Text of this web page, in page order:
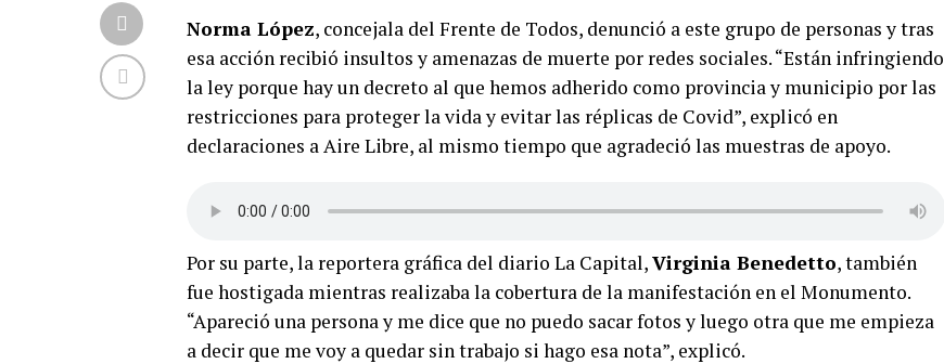
Norma López, concejala del Frente de Todos, denunció a este grupo de personas y tras
esa acción recibió insultos y amenazas de muerte por redes sociales. “Están infringiendo
la ley porque hay un decreto al que hemos adherido como provincia y municipio por las
restricciones para proteger la vida y evitar las réplicas de Covid”, explicó en
declaraciones a Aire Libre, al mismo tiempo que agradeció las muestras de apoyo.
Por su parte, la reportera gráfica del diario La Capital,Virginia Benedetto, también
fue hostigada mientras realizaba la cobertura de la manifestación en el Monumento.
“Apareció una persona y me dice que no puedo sacar fotos y luego otra que me empieza
a decir que me voy a quedar sin trabajo si hago esa nota”, explicó.